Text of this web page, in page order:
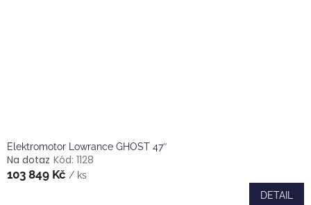
Elektromotor Lowrance GHOST 47″
Na dotaz Kód: 1128
103 849 Kč / ks
DETAIL